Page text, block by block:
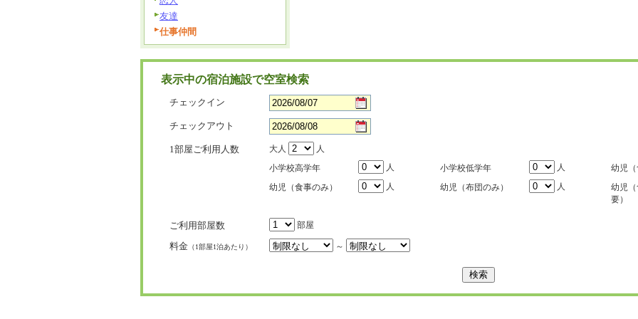
友達
仕事仲間
表示中の宿泊施設で空室検索
チェックイン
チェックアウト
1部屋ご利用人数 大人
人
小学校高学年
人 小学校低学年 人
幼児
幼児（食事のみ）
人 幼児（布団のみ） 人
幼児
要）
ご利用部屋数 部屋
料金 （1部屋1泊あたり） ～